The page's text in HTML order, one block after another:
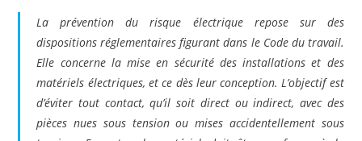
La prévention du risque électrique repose sur des
dispositions réglementaires figurant dans le Code du travail.
Elle concerne la mise en sécurité des installations et des
matériels électriques, et ce dès leur conception. L’objectif est
d’éviter tout contact, qu’il soit direct ou indirect, avec des
pièces nues sous tension ou mises accidentellement sous